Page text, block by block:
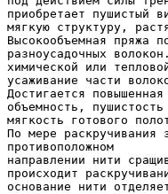
приобретает пушистый
мягкую структуру,
Высокообъемная пряжа
разноусадочных
химической или
усаживание части
Достигается
объемность, пушистость
мягкость готового
По мере раскручивания
противоположном
направлении нити
происходит
основание нити